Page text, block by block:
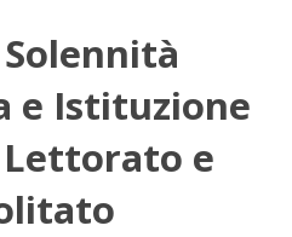
e
b
o
k
t
t
r
t
e
e
s
k
e
I
n
p
p
a
m
e Istituzione
e